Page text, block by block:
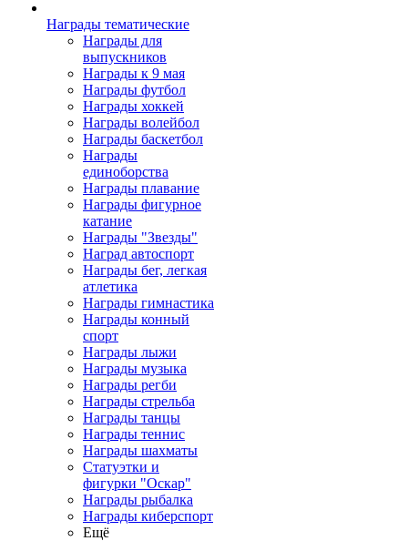
Награды тематические
Награды для
выпускников
Награды к 9 мая
Награды футбол
Награды хоккей
Награды волейбол
Награды баскетбол
Награды
единоборства
Награды плавание
Награды фигурное
катание
Награды "Звезды"
Наград автоспорт
Награды бег, легкая
атлетика
Награды гимнастика
Награды конный
спорт
Награды лыжи
Награды музыка
Награды регби
Награды стрельба
Награды танцы
Награды теннис
Награды шахматы
Статуэтки и
фигурки "Оскар"
Награды рыбалка
Награды киберспорт
Ещё